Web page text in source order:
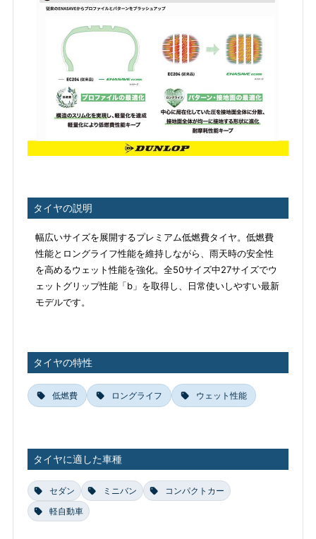
タイヤの説明
幅広いサイズを展開するプレミアム低燃費タイヤ。低燃費
性能とロングライフ性能を維持しながら、雨天時の安全性
を高めるウェット性能を強化。全50サイズ中27サイズでウ
ェットグリップ性能「b」を取得し、日常使いしやすい最新
モデルです。
タイヤの特性
低燃費 ロングライフ ウェット性能
タイヤに適した車種
セダン ミニバン
コンパクトカー
軽自動車